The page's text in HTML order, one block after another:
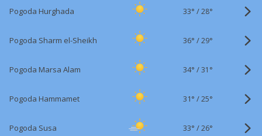
Pogoda Hurghada 33° /28°
Pogoda Sharm el-Sheikh 36° /29°
Pogoda Marsa Alam 34° /31°
Pogoda Hammamet 31° /25°
Pogoda Susa 33° /26°